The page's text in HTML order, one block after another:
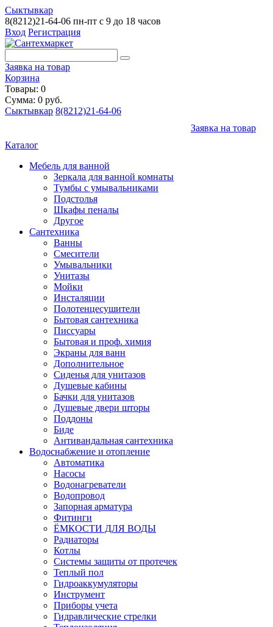
Сыктывкар
8(8212)21-64-06 пн-пт с 9 до 18 часов
Вход Регистрация
Заявка на товар
Корзина
Товары: 0
Сумма: 0 руб.
Сыктывкар 8(8212)21-64-06
Заявка на товар
Каталог
Мебель для ванной
Зеркала для ванной комнаты
Тумбы с умывальниками
Подстолья
Шкафы пеналы
Другое
Сантехника
Ванны
Смесители
Умывальники
Унитазы
Мойки
Инсталяции
Полотенцесушители
Бытовая сантехника
Писсуары
Бытовая и проф. химия
Экраны для ванн
Дополнительное
Сиденья для унитазов
Душевые кабины
Бачки для унитазов
Душевые двери шторы
Поддоны
Биде
Антивандальная сантехника
Водоснабжение и отопление
Автоматика
Насосы
Водонагреватели
Водопровод
Запорная арматура
Фитинги
ЁМКОСТИ ДЛЯ ВОДЫ
Радиаторы
Котлы
Системы защиты от протечек
Теплый пол
Гидроаккумуляторы
Инструмент
Приборы учета
Гидравлические стрелки